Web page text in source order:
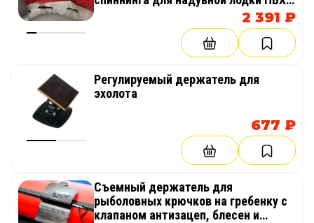
2 391 ₽
Регулируемый держатель для
эхолота
677 ₽
Съемный держатель для
рыболовных крючков на гребенку с
клапаном антизацеп, блесен и